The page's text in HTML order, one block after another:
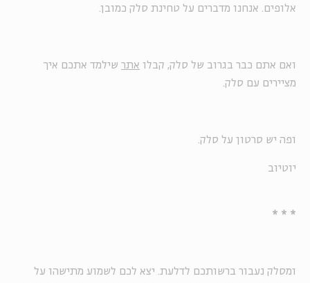
אלופים. אנחנו מדברים על טחינת סלק כמובן.
ואם אתם כבר בגרוב של סלק, קבלו אתר שילמד אתכם איך
מציירים עם סלק.
ופה יש סרטון על סלק.
יוטיוב
* * *
ומסלק נעבור ברשותכם לדלעת. יצא לכם לשמוע מתישהו על